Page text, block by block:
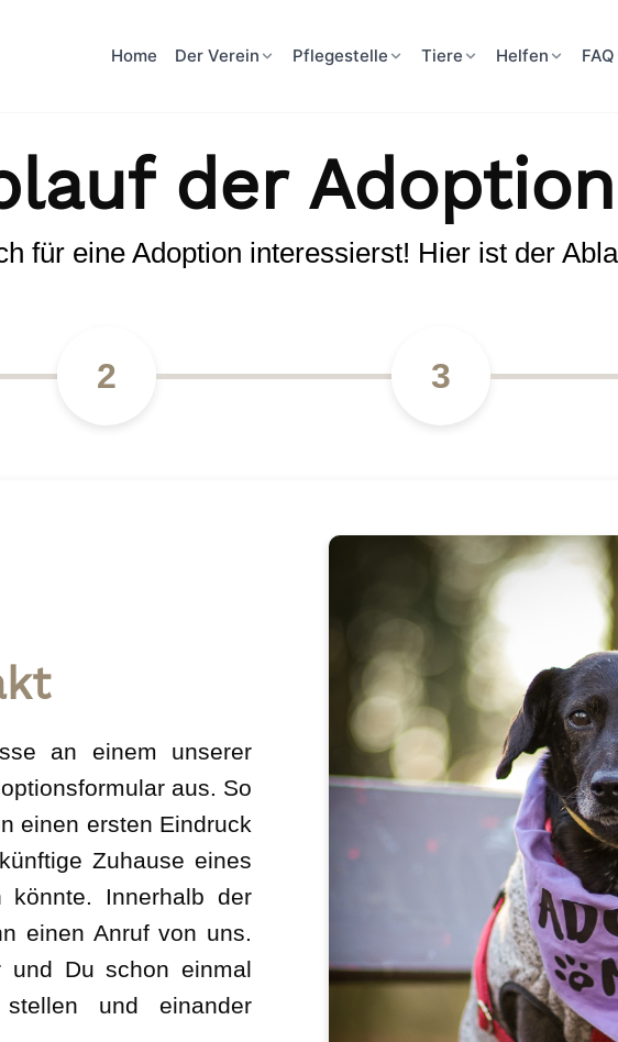
Home Der Verein Pflegestelle Tiere Helfen FAQ
der Adoption
für eine Adoption interessierst! Hier ist der
2 3
an einem unserer
aus. So
einen ersten Eindruck
Zuhause eines
könnte. Innerhalb der
einen Anruf von uns.
und Du schon einmal
und einander